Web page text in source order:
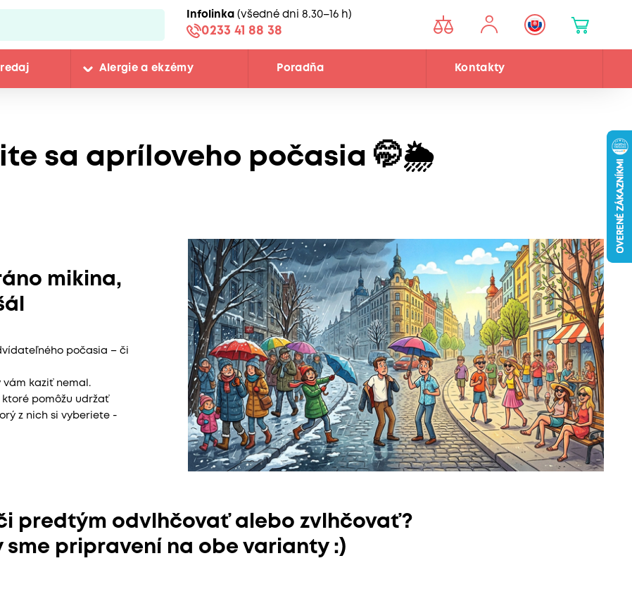
Infolinka (všedné dni 8.30–16 h)
0233 41 88 38
Alergie a ekzémy Poradňa Kontakty
sa apríloveho počasia 🤭🌦️
mikina,
počasia – či
kaziť nemal.
pomôžu udržať
z nich si vyberiete -
predtým odvlhčovať alebo zvlhčovať?
sme pripravení na obe varianty :)